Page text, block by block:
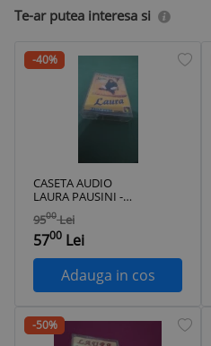
Te-ar putea interesa si
-40%
CASETA AUDIO
LAURA PAUSINI -
LAURA ORIGINALA
FOARTE RARA !!!
9500 Lei
5700 Lei
Adauga in cos
-50%